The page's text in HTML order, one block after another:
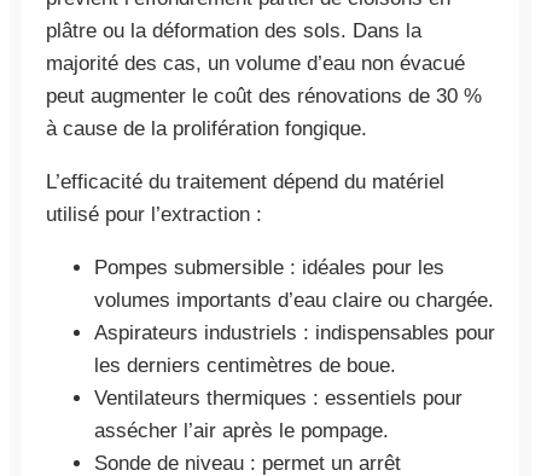
plâtre ou la déformation des sols. Dans la
majorité des cas, un volume d’eau non évacué
peut augmenter le coût des rénovations de 30 %
à cause de la prolifération fongique.
L’efficacité du traitement dépend du matériel
utilisé pour l’extraction :
Pompes submersible : idéales pour les
volumes importants d’eau claire ou chargée.
Aspirateurs industriels : indispensables pour
les derniers centimètres de boue.
Ventilateurs thermiques : essentiels pour
assécher l’air après le pompage.
Sonde de niveau : permet un arrêt